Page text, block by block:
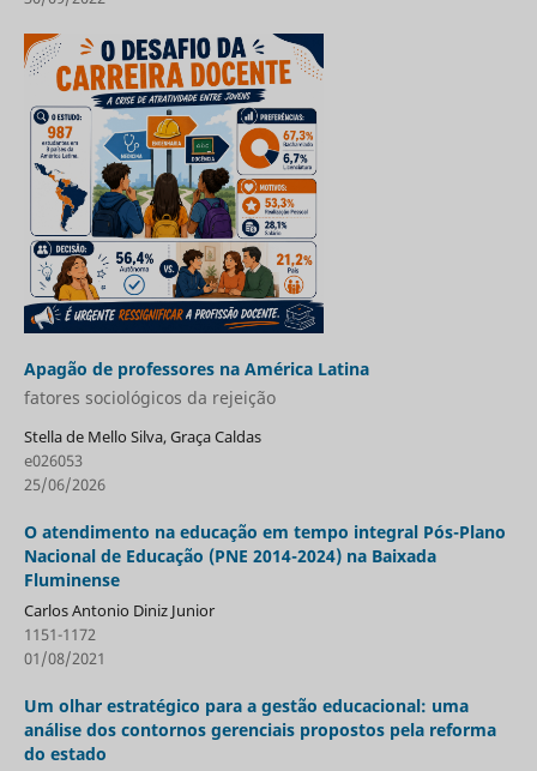
Apagão de professores na América Latina
fatores sociológicos da rejeição
Stella de Mello Silva, Graça Caldas
e026053
25/06/2026
O atendimento na educação em tempo integral Pós-Plano
Nacional de Educação (PNE 2014-2024) na Baixada
Fluminense
Carlos Antonio Diniz Junior
1151-1172
01/08/2021
Um olhar estratégico para a gestão educacional: uma
análise dos contornos gerenciais propostos pela reforma
do estado